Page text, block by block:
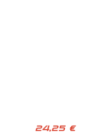
24,25 €